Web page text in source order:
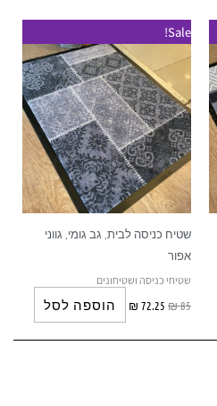
Sale!
שטיח כניסה לבית, גב גומי, גווני
אפור
שטיחי כניסה ושטיחונים
₪85
₪ 72.25 הוספה לסל